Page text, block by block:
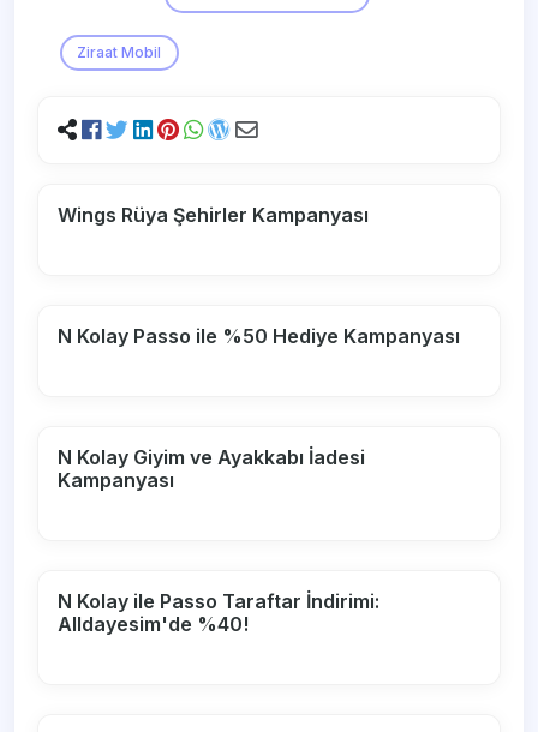
Ziraat Mobil
Wings Rüya Şehirler Kampanyası
N Kolay Passo ile %50 Hediye Kampanyası
N Kolay Giyim ve Ayakkabı İadesi
Kampanyası
N Kolay ile Passo Taraftar İndirimi:
Alldayesim'de %40!